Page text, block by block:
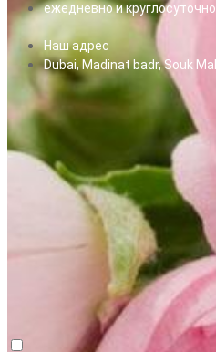
ежедневно и круглосуточно
Наш адрес
Dubai, Madinat badr, Souk Mall